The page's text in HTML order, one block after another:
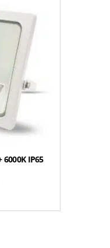
KABELI
6000K IP65